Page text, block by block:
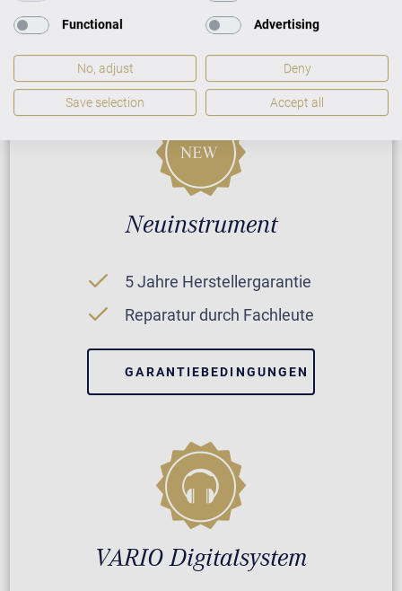
Neuinstrument
5 Jahre Herstellergarantie
Reparatur durch Fachleute
GARANTIEBEDINGUNGEN
VARIO Digitalsystem
Functional Advertising
No, adjust Deny
Save selection Accept all